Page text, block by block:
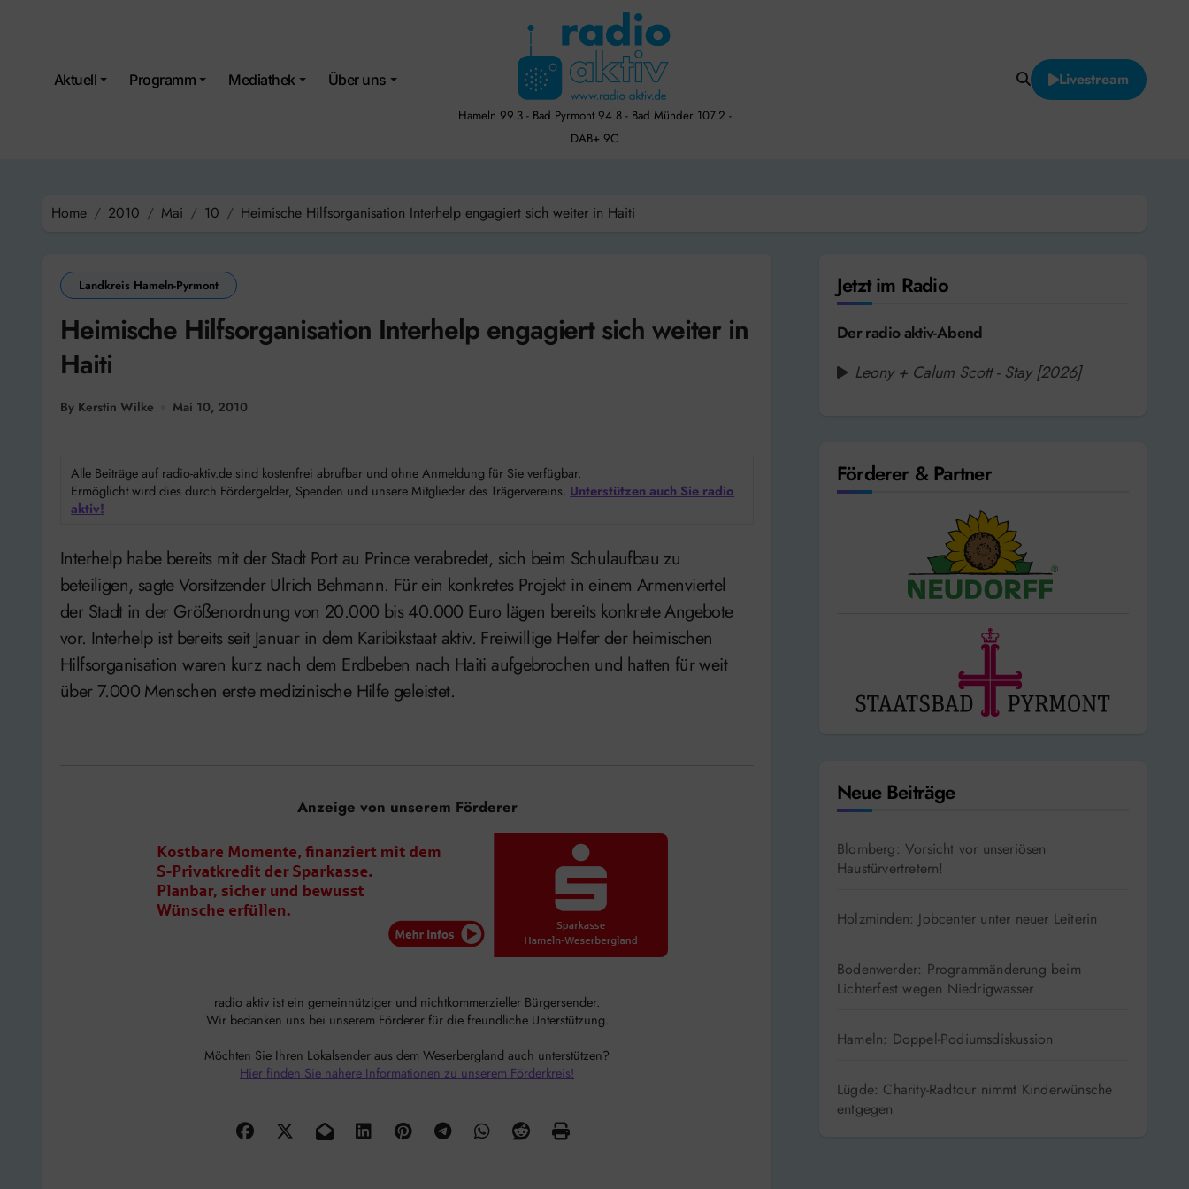
Aktuell Programm Mediathek Über uns
Hameln 99.3 - Bad Pyrmont 94.8 - Bad Münder 107.2 -
DAB+ 9C
Livestream
Home 2010 Mai 10 Heimische Hilfsorganisation Interhelp engagiert sich weiter in Haiti
Landkreis Hameln-Pyrmont
Heimische Hilfsorganisation Interhelp engagiert sich weiter in
Haiti
By Kerstin Wilke Mai 10, 2010
Alle Beiträge auf radio-aktiv.de sind kostenfrei abrufbar und ohne Anmeldung für Sie verfügbar.
Ermöglicht wird dies durch Fördergelder, Spenden und unsere Mitglieder des Trägervereins. Unterstützen auch Sie radio
aktiv!
Interhelp habe bereits mit der Stadt Port au Prince verabredet, sich beim Schulaufbau zu
beteiligen, sagte Vorsitzender Ulrich Behmann. Für ein konkretes Projekt in einem Armenviertel
der Stadt in der Größenordnung von 20.000 bis 40.000 Euro lägen bereits konkrete Angebote
vor. Interhelp ist bereits seit Januar in dem Karibikstaat aktiv. Freiwillige Helfer der heimischen
Hilfsorganisation waren kurz nach dem Erdbeben nach Haiti aufgebrochen und hatten für weit
über 7.000 Menschen erste medizinische Hilfe geleistet.
Anzeige von unserem Förderer
radio aktiv ist ein gemeinnütziger und nichtkommerzieller Bürgersender.
Wir bedanken uns bei unserem Förderer für die freundliche Unterstützung.
Möchten Sie Ihren Lokalsender aus dem Weserbergland auch unterstützen?
Hier finden Sie nähere Informationen zu unserem Förderkreis!
Jetzt im Radio
Der radio aktiv-Abend
Leony + Calum Scott - Stay [2026]
Förderer & Partner
Neue Beiträge
Blomberg: Vorsicht vor unseriösen
Haustürvertretern!
Holzminden: Jobcenter unter neuer Leiterin
Bodenwerder: Programmänderung beim
Lichterfest wegen Niedrigwasser
Hameln: Doppel-Podiumsdiskussion
Lügde: Charity-Radtour nimmt Kinderwünsche
entgegen